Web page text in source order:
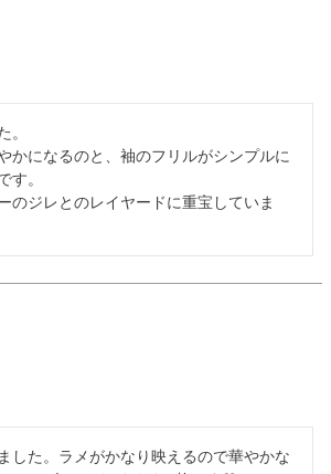
。
かになるのと、袖のフリルがシンプルに
す。
のジレとのレイヤードに重宝していま
した。ラメがかなり映えるので華やかな